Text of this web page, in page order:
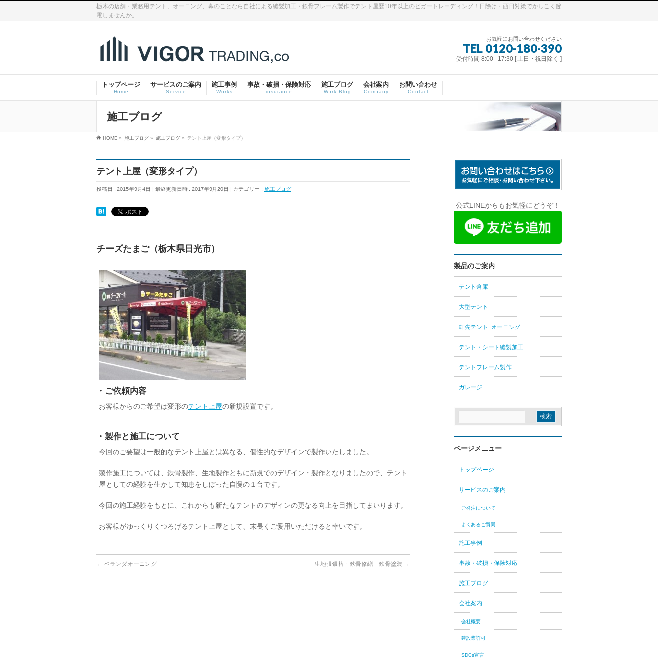
栃木の店舗・業務用テント、オーニング、幕のことなら自社による縫製加工・鉄骨フレーム製作でテント屋歴10年以上のビガートレーディング！日除け・西日対策でかしこく節
電しませんか。
お気軽にお問い合わせください
TEL 0120-180-390
受付時間 8:00 - 17:30 [ 土日・祝日除く ]
トップページ
Home
サービスのご案内
Service
施工事例
Works
事故・破損・保険対応
insurance
施工ブログ
Work-Blog
会社案内
Company
お問い合わせ
Contact
施工ブログ
HOME » 施工ブログ » 施工ブログ » テント上屋（変形タイプ）
テント上屋（変形タイプ）
投稿日 : 2015年9月4日 最終更新日時 : 2017年9月20日 カテゴリー : 施工ブログ
チーズたまご（栃木県日光市）
・ご依頼内容
お客様からのご希望は変形のテント上屋の新規設置です。
・製作と施工について
今回のご要望は一般的なテント上屋とは異なる、個性的なデザインで製作いたしました。
製作施工については、鉄骨製作、生地製作ともに新規でのデザイン・製作となりましたので、テント
屋としての経験を生かして知恵をしぼった自慢の１台です。
今回の施工経験をもとに、これからも新たなテントのデザインの更なる向上を目指してまいります。
お客様がゆっくりくつろげるテント上屋として、末長くご愛用いただけると幸いです。
← ベランダオーニング 生地張張替・鉄骨修繕・鉄骨塗装 →
公式LINEからもお気軽にどうぞ！
製品のご案内
テント倉庫
大型テント
軒先テント･オーニング
テント・シート縫製加工
テントフレーム製作
ガレージ
ページメニュー
トップページ
サービスのご案内
ご発注について
よくあるご質問
施工事例
事故・破損・保険対応
施工ブログ
会社案内
会社概要
建設業許可
SDGs宣言